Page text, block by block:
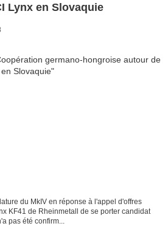
Lynx en Slovaquie
du MkIV en réponse à l'appel d'offres
KF41 de Rheinmetall de se porter candidat
pas été confirm...